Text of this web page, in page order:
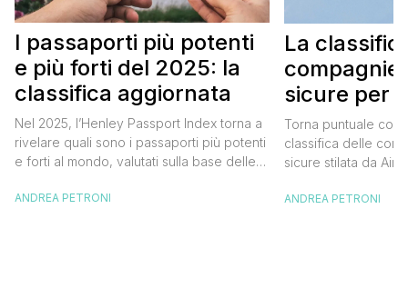
I passaporti più potenti
e più forti del 2025: la
classifica aggiornata
Nel 2025, l’Henley Passport Index torna a
rivelare quali sono i passaporti più potenti
e forti al mondo, valutati sulla base delle
preventivo. Questo indice, il più
ANDREA PETRONI
La
compagnie
sicure per
Torna puntuale
classifica delle
sicure stilata da
valutazione dei
ANDREA PETRONI